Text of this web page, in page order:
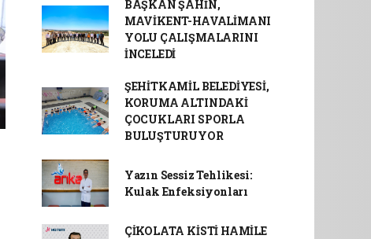
BAŞKAN ŞAHİN,
MAVİKENT-HAVALİMANI
YOLU ÇALIŞMALARINI
İNCELEDİ
ŞEHİTKAMİL BELEDİYESİ,
KORUMA ALTINDAKİ
ÇOCUKLARI SPORLA
BULUŞTURUYOR
Yazın Sessiz Tehlikesi:
Kulak Enfeksiyonları
ÇİKOLATA KİSTİ HAMİLE